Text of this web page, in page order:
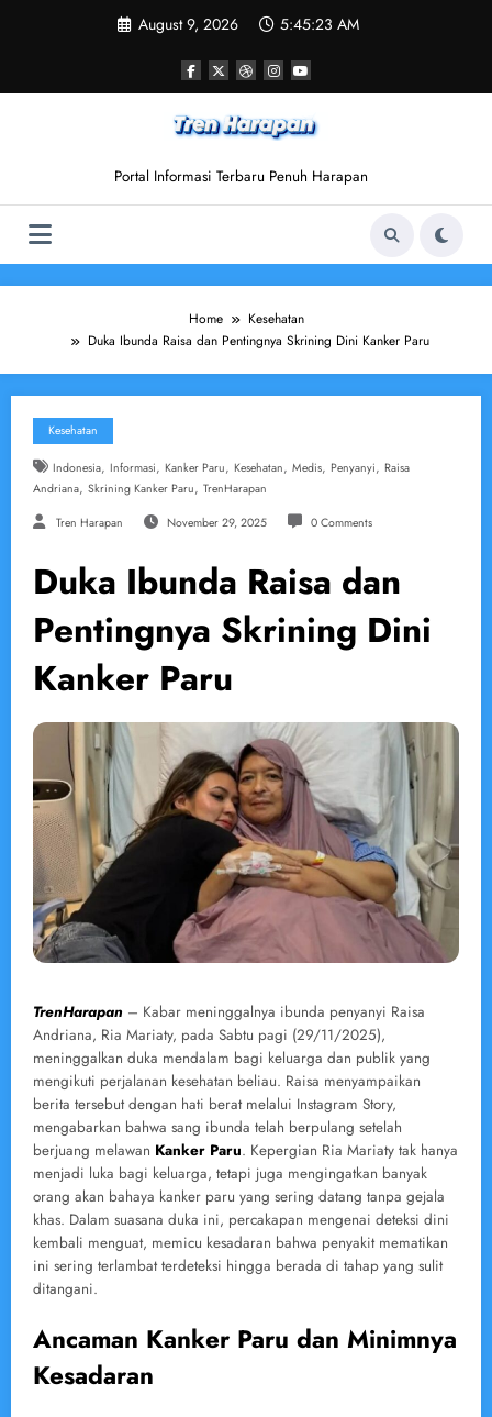
August 9, 2026 5:45:24 AM
Portal Informasi Terbaru Penuh Harapan
Home
Kesehatan
Duka Ibunda Raisa dan Pentingnya Skrining Dini Kanker Paru
Kesehatan
Indonesia, Informasi, Kanker Paru, Kesehatan, Medis, Penyanyi, Raisa
Andriana, Skrining Kanker Paru, TrenHarapan
Tren Harapan November 29, 2025 0 Comments
Duka Ibunda Raisa dan
Pentingnya Skrining Dini
Kanker Paru
TrenHarapan – Kabar meninggalnya ibunda penyanyi Raisa
Andriana, Ria Mariaty, pada Sabtu pagi (29/11/2025),
meninggalkan duka mendalam bagi keluarga dan publik yang
mengikuti perjalanan kesehatan beliau. Raisa menyampaikan
berita tersebut dengan hati berat melalui Instagram Story,
mengabarkan bahwa sang ibunda telah berpulang setelah
berjuang melawan Kanker Paru. Kepergian Ria Mariaty tak hanya
menjadi luka bagi keluarga, tetapi juga mengingatkan banyak
orang akan bahaya kanker paru yang sering datang tanpa gejala
khas. Dalam suasana duka ini, percakapan mengenai deteksi dini
kembali menguat, memicu kesadaran bahwa penyakit mematikan
ini sering terlambat terdeteksi hingga berada di tahap yang sulit
ditangani.
Ancaman Kanker Paru dan Minimnya
Kesadaran